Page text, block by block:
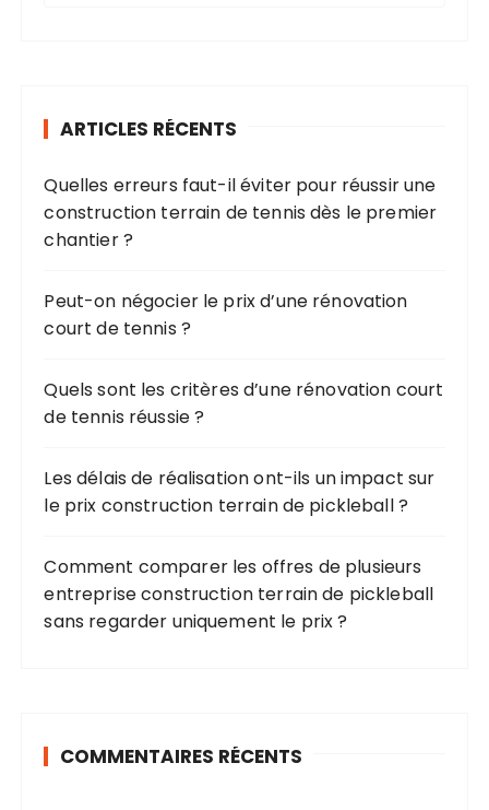
e
p
o
r
ARTICLES RÉCENTS
Quelles erreurs faut-il éviter pour réussir une
construction terrain de tennis dès le premier
chantier ?
Peut-on négocier le prix d’une rénovation
court de tennis ?
Quels sont les critères d’une rénovation court
de tennis réussie ?
Les délais de réalisation ont-ils un impact sur
le prix construction terrain de pickleball ?
Comment comparer les offres de plusieurs
entreprise construction terrain de pickleball
sans regarder uniquement le prix ?
COMMENTAIRES RÉCENTS